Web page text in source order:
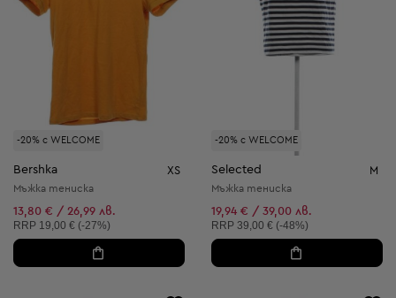
-20% с WELCOME
Bershka XS
Мъжка тениска
13,80 € / 26,99 лв.
Препоръчителна цена:
RRP 19,00 € (-27%)
-20% с WELCOME
Selected M
Мъжка тениска
19,94 € / 39,00 лв.
Препоръчителна цена:
RRP 39,00 € (-48%)